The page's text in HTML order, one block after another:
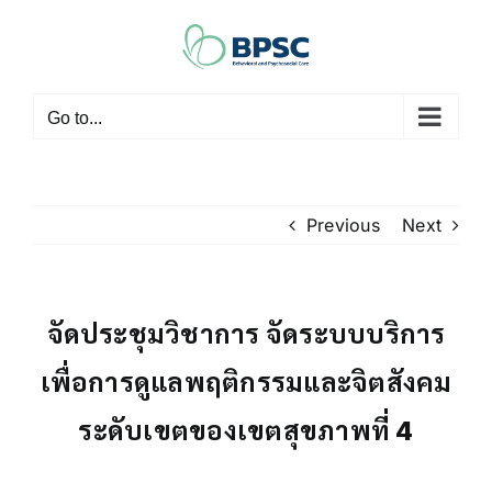
Go to...
Previous Next
จัดประชุมวิชาการ จัดระบบบริการ
เพื่อการดูแลพฤติกรรมและจิตสังคม
ระดับเขตของเขตสุขภาพที่ 4